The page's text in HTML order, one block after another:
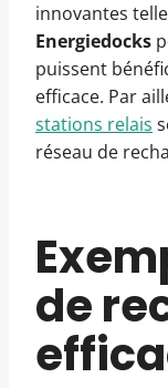
innovantes
Energiedocks
puissent
efficace. Par
stations relais
réseau de
de